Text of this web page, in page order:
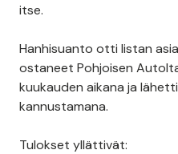
itse.
Hanhisuanto otti listan
ostaneet Pohjoisen
kuukauden aikana ja
kannustamana.
Tulokset yllättivät: